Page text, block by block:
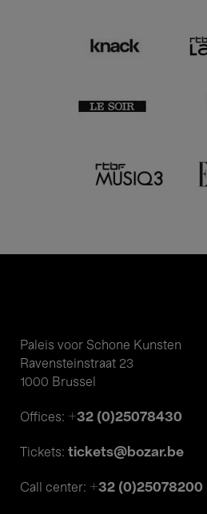
Paleis voor Schone Kunsten
Ravensteinstraat 23
1000 Brussel
Offices: +32 (0)25078430
Tickets: tickets@bozar.be
Call center: +32 (0)25078200